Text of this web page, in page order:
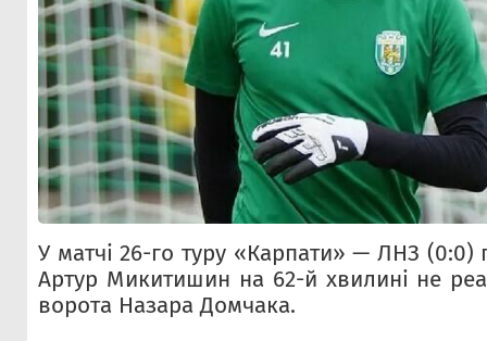
У матчі 26-го туру «Карпати» — ЛНЗ (0:0)
Артур Микитишин на 62-й хвилині не
ворота Назара Домчака.